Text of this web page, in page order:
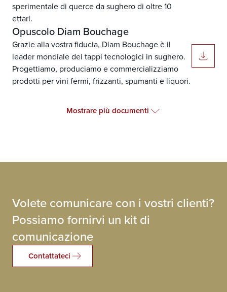
sperimentale di querce da sughero di oltre 10
ettari.
Opuscolo Diam Bouchage
Grazie alla vostra fiducia, Diam Bouchage è il
leader mondiale dei tappi tecnologici in sughero.
Progettiamo, produciamo e commercializziamo
prodotti per vini fermi, frizzanti, spumanti e liquori.
Mostrare più documenti
Volete comunicare con i vostri clienti?
Possiamo fornirvi un kit di
comunicazione
Contattateci